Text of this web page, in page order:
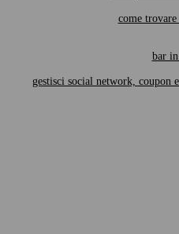
come
bar
gestisci social network, coupon